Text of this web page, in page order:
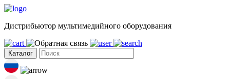
Дистрибьютор мультимедийного оборудования
Каталог